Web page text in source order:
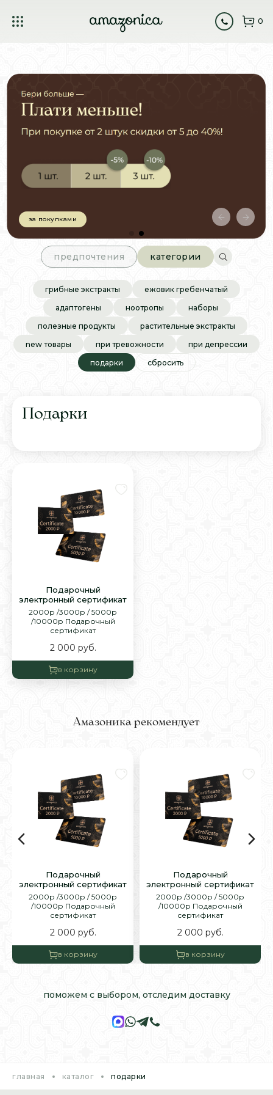
0
за покупками
предпочтения категории
грибные экстракты
ежовик гребенчатый
адаптогены
ноотропы
наборы
полезные продукты
растительные экстракты
new товары
при тревожности
при депрессии
подарки
сбросить
Подарки
Подарочный
электронный сертификат
2000р /3000р / 5000р
/10000р Подарочный
сертификат
2 000 руб.
в корзину
Амазоника рекомендует
Подарочный
электронный сертификат
2000р /3000р / 5000р
/10000р Подарочный
сертификат
2 000 руб.
в корзину
Подарочный
электронный сертификат
2000р /3000р / 5000р
/10000р Подарочный
сертификат
2 000 руб.
в корзину
поможем с выбором, отследим доставку
главная каталог подарки